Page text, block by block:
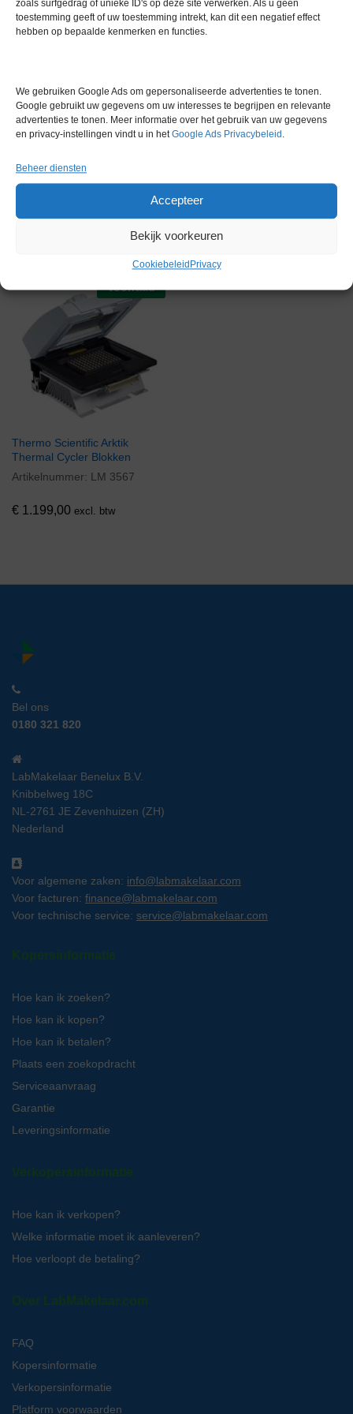
zoals surfgedrag of unieke ID's op deze site verwerken. Als u geen
toestemming geeft of uw toestemming intrekt, kan dit een negatief effect
hebben op bepaalde kenmerken en functies.
We gebruiken Google Ads om gepersonaliseerde advertenties te tonen.
Google gebruikt uw gegevens om uw interesses te begrijpen en relevante
advertenties te tonen. Meer informatie over het gebruik van uw gegevens
en privacy-instellingen vindt u in hetGoogle Ads Privacybeleid .
Beheer diensten
Accepteer
Bekijk voorkeuren
Cookiebeleid Privacy
Gewicht 0,0 kg
Garantie
Merk Biometra
Gerelateerde producten
Voorraad
Thermo Scientific Arktik
Thermal Cycler Blokken
Artikelnummer: LM 3567
€ 1.199,00 excl. btw
Bel ons
0180 321 820
LabMakelaar Benelux B.V.
Knibbelweg 18C
NL-2761 JE Zevenhuizen (ZH)
Nederland
Voor algemene zaken: info@labmakelaar.com
Voor facturen: finance@labmakelaar.com
Voor technische service: service@labmakelaar.com
Kopersinformatie
Hoe kan ik zoeken?
Hoe kan ik kopen?
Hoe kan ik betalen?
Plaats een zoekopdracht
Serviceaanvraag
Garantie
Leveringsinformatie
Verkopersinformatie
Hoe kan ik verkopen?
Welke informatie moet ik aanleveren?
Hoe verloopt de betaling?
Over LabMakelaar.com
FAQ
Kopersinformatie
Verkopersinformatie
Platform voorwaarden